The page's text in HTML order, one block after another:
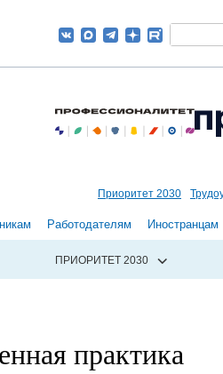
Приоритет 2030
Работодателям Иностранцам
ПРИОРИТЕТ 2030
практика